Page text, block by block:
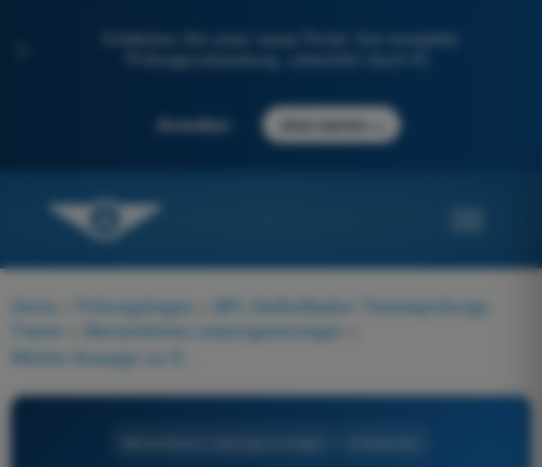
Entdecken Sie unser neues Portal: Ihre komplette
Prüfungsvorbereitung, unterstützt durch KI.
Anmelden Jetzt starten
Home Prüfungsfragen
BPL Heißluftballon Theorieprüfungs-
Trainer
Menschliches Leistungsvermögen